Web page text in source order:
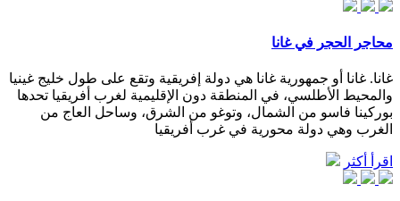
محاجر الحجر في غانا
غانا. غانا أو جمهورية غانا هي دولة إفريقية وتقع على طول خليج غينيا
والمحيط الأطلسي، في المنطقة دون الإقليمية لغرب أفريقيا تحدها
بوركينا فاسو من الشمال، وتوغو من الشرق، وساحل العاج من
الغرب وهي دولة محورية في غرب أفريقيا
اقرأ أكثر